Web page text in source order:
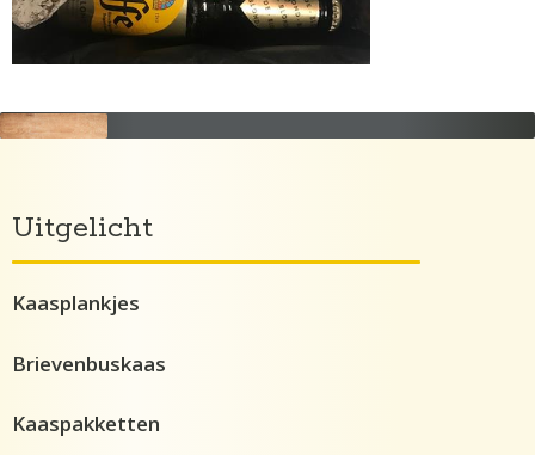
Uitgelicht
Kaasplankjes
Brievenbuskaas
Kaaspakketten